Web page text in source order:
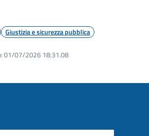
Giustizia e sicurezza pubblica
01/07/2026 18:31.08